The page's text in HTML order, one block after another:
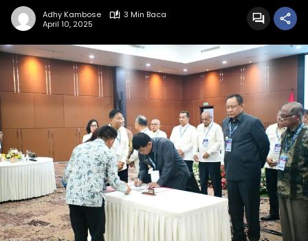
Adhy Kambose
3 Min Baca
April 10, 2025